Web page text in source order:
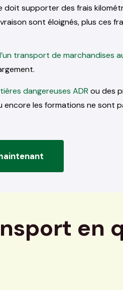
supporter des frais
sont éloignés, plus ces
transport de marchandises
dangereuses ADR ou des
les formations ne sont
en